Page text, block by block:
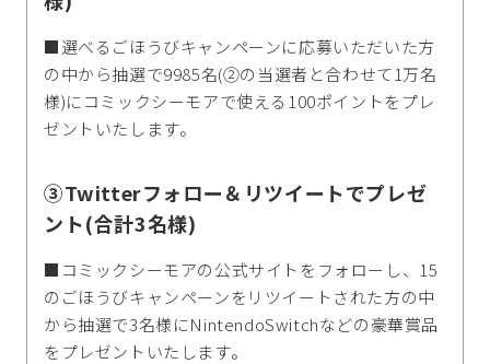
■選べるごほうびキャンペーンに応募いただいた方
の中から抽選で9985名(②の当選者と合わせて1万名
様)にコミックシーモアで使える100ポイントをプレ
ゼントいたします。
③Twitterフォロー＆リツイートでプレゼ
ント(合計3名様)
■コミックシーモアの公式サイトをフォローし、15
のごほうびキャンペーンをリツイートされた方の中
から抽選で3名様にNintendoSwitchなどの豪華賞品
をプレゼントいたします。